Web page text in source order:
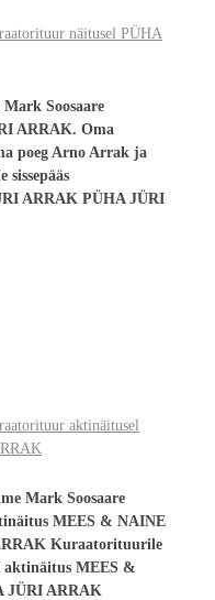
näitusel PÜHA
Soosaare
ARRAK. Oma
poeg Arno Arrak ja
ARRAK PÜHA JÜRI
aktinäitusel
Mark Soosaare
MEES & NAINE
Kuraatorituurile
aktinäitus MEES &
JÜRI ARRAK